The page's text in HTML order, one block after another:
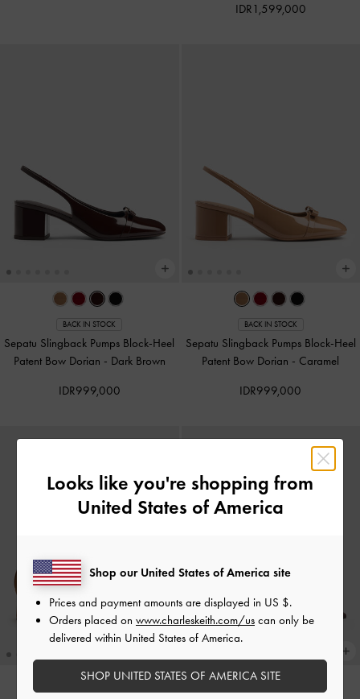
IDR1,599,000
BACK IN STOCK
Sepatu Slingback Pumps Block-Heel
Patent Bow Dorian - Dark Brown
IDR999,000
BACK IN STOCK
Sepatu Slingback Pumps Block-Heel
Patent Bow Dorian - Caramel
IDR999,000
Looks like you're shopping from
United States of America
Shop our United States of America site
Prices and payment amounts are displayed in US $.
Orders placed on www.charleskeith.com/us can only be
delivered within United States of America.
SHOP UNITED STATES OF AMERICA SITE